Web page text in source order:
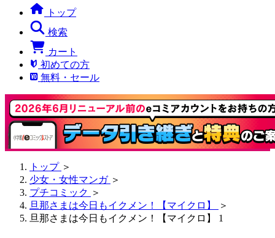
トップ
検索
カート
初めての方
無料・セール
トップ ＞
少女・女性マンガ ＞
プチコミック ＞
旦那さまは今日もイクメン！【マイクロ】
＞
旦那さまは今日もイクメン！【マイクロ】 1